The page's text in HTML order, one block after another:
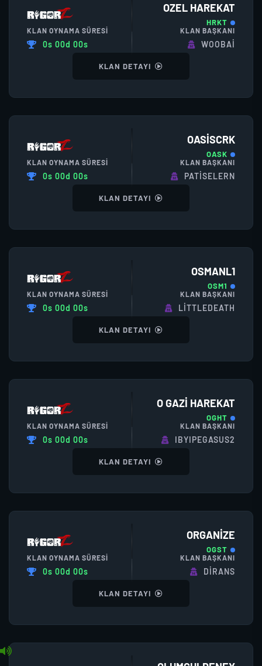
OZEL HAREKAT
HRKT
KLAN OYNAMA SÜRESI
0s 00d 00s
KLAN BAŞKANI
WOOBAI
KLAN DETAYI
OASISCRK
OASK
KLAN OYNAMA SÜRESI
0s 00d 00s
KLAN BAŞKANI
PATISELERN
KLAN DETAYI
OSMANL1
OSM1
KLAN OYNAMA SÜRESI
0s 00d 00s
KLAN BAŞKANI
LITTLEDEATH
KLAN DETAYI
O GAZI HAREKAT
OGHT
KLAN OYNAMA SÜRESI
0s 00d 00s
KLAN BAŞKANI
IBYIPEGASUS2
KLAN DETAYI
ORGANIZE
OGST
KLAN OYNAMA SÜRESI
0s 00d 00s
KLAN BAŞKANI
DIRANS
KLAN DETAYI